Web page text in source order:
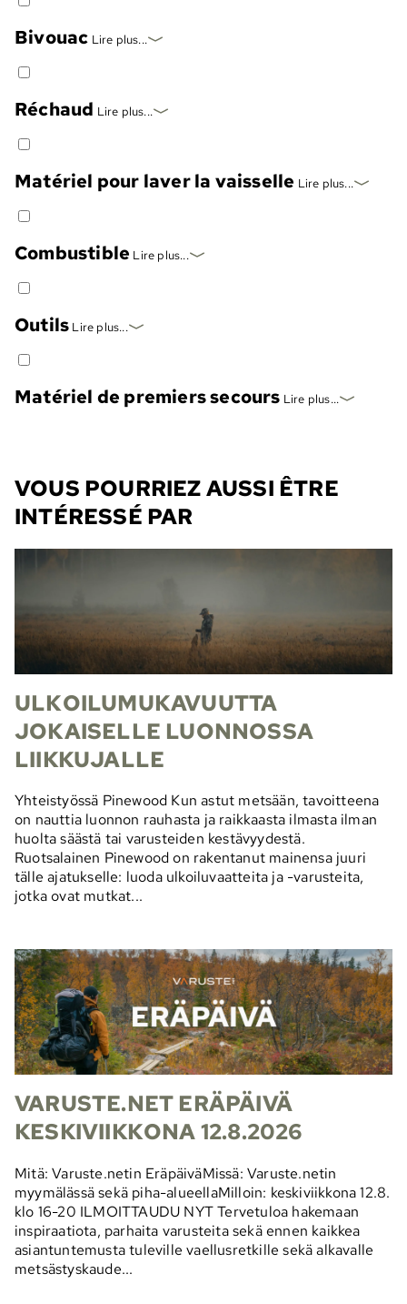
Bivouac Lire plus...
Réchaud Lire plus...
Matériel pour laver la vaisselle Lire plus...
Combustible Lire plus...
Outils Lire plus...
Matériel de premiers secours Lire plus...
VOUS POURRIEZ AUSSI ÊTRE
INTÉRESSÉ PAR
ULKOILUMUKAVUUTTA
JOKAISELLE LUONNOSSA
LIIKKUJALLE
Yhteistyössä Pinewood Kun astut metsään, tavoitteena
on nauttia luonnon rauhasta ja raikkaasta ilmasta ilman
huolta säästä tai varusteiden kestävyydestä.
Ruotsalainen Pinewood on rakentanut mainensa juuri
tälle ajatukselle: luoda ulkoiluvaatteita ja -varusteita,
jotka ovat mutkat...
VARUSTE.NET ERÄPÄIVÄ
KESKIVIIKKONA 12.8.2026
Mitä: Varuste.netin EräpäiväMissä: Varuste.netin
myymälässä sekä piha-alueellaMilloin: keskiviikkona 12.8.
klo 16-20 ILMOITTAUDU NYT Tervetuloa hakemaan
inspiraatiota, parhaita varusteita sekä ennen kaikkea
asiantuntemusta tuleville vaellusretkille sekä alkavalle
metsästyskaude...